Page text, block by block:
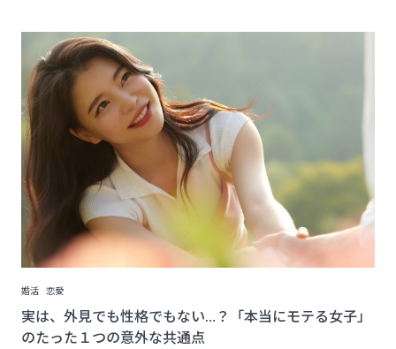
婚活 恋愛
実は、外見でも性格でもない…？「本当にモテる女子」
のたった１つの意外な共通点